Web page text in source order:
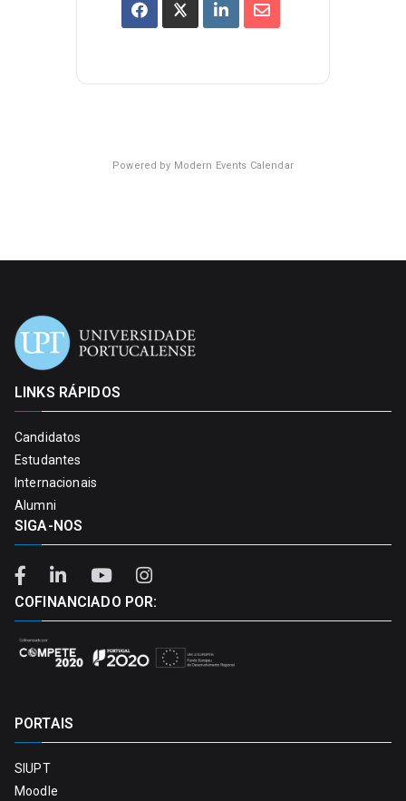
Powered by Modern Events Calendar
LINKS RÁPIDOS
Candidatos
Estudantes
Internacionais
Alumni
SIGA-NOS
COFINANCIADO POR:
PORTAIS
SIUPT
Moodle